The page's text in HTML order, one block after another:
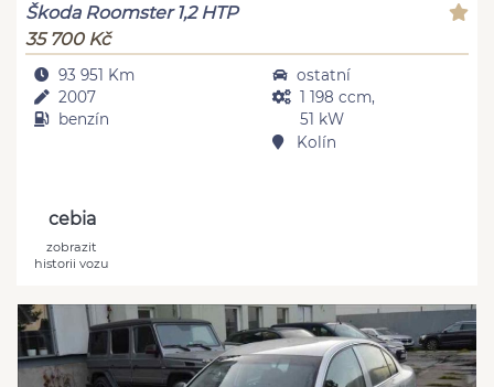
Škoda Roomster 1,2 HTP
35 700 Kč
93 951 Km
2007
benzín
ostatní
1 198 ccm,
51 kW
Kolín
cebia
zobrazit
historii vozu